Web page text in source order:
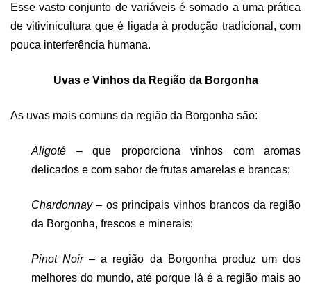
Esse vasto conjunto de variáveis é somado a uma prática
de vitivinicultura que é ligada à produção tradicional, com
pouca interferência humana.
Uvas e Vinhos da Região da Borgonha
As uvas mais comuns da região da Borgonha são:
Aligoté – que proporciona vinhos com aromas
delicados e com sabor de frutas amarelas e brancas;
Chardonnay– os principais vinhos brancos da região
da Borgonha, frescos e minerais;
Pinot Noir– a região da Borgonha produz um dos
melhores do mundo, até porque lá é a região mais ao